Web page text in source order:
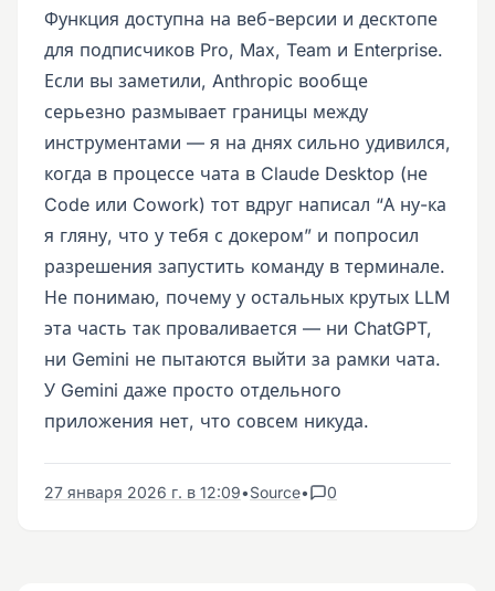
Функция доступна на веб-версии и десктопе
для подписчиков Pro, Max, Team и Enterprise.
Если вы заметили, Anthropic вообще
серьезно размывает границы между
инструментами — я на днях сильно удивился,
когда в процессе чата в Claude Desktop (не
Code или Cowork) тот вдруг написал “А ну-ка
я гляну, что у тебя с докером” и попросил
разрешения запустить команду в терминале.
Не понимаю, почему у остальных крутых LLM
эта часть так проваливается — ни ChatGPT,
ни Gemini не пытаются выйти за рамки чата.
У Gemini даже просто отдельного
приложения нет, что совсем никуда.
27 января 2026 г. в 12:09•Source• 0